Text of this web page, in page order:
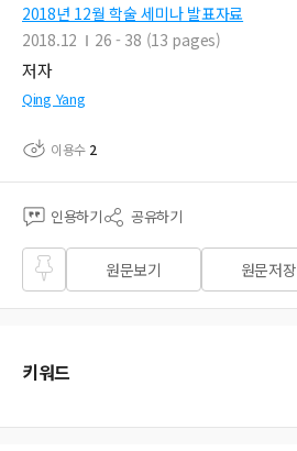
2018년 12월 학술 세미나 발표자료
2018.12
26 - 38 (13 pages)
저자
Qing Yang
이용수 2
인용하기 공유하기
즐겨
찾기
원문보기 원문저장
키워드